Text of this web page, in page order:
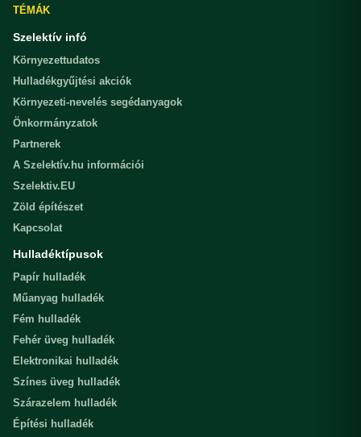
TÉMÁK
Szelektív infó
Környezettudatos
Hulladékgyűjtési akciók
Környezeti-nevelés segédanyagok
Önkormányzatok
Partnerek
A Szelektív.hu információi
Szelektiv.EU
Zöld építészet
Kapcsolat
Hulladéktípusok
Papír hulladék
Műanyag hulladék
Fém hulladék
Fehér üveg hulladék
Elektronikai hulladék
Színes üveg hulladék
Szárazelem hulladék
Építési hulladék